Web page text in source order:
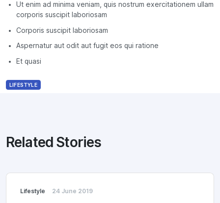
Ut enim ad minima veniam, quis nostrum exercitationem ullam
corporis suscipit laboriosam
Corporis suscipit laboriosam
Aspernatur aut odit aut fugit eos qui ratione
Et quasi
LIFESTYLE
Related Stories
Lifestyle 24 June 2019